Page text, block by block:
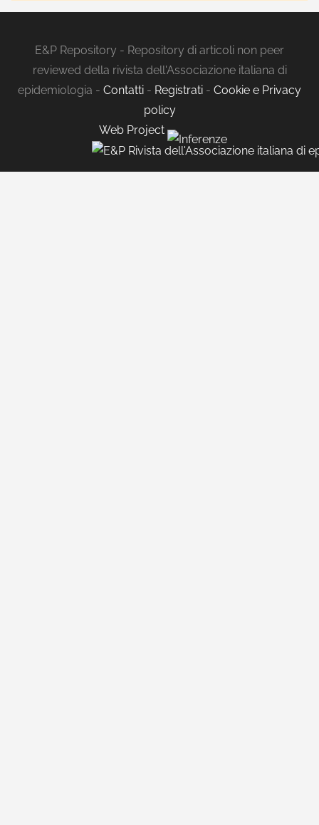
E&P Repository - Repository di articoli non peer
reviewed della rivista dell'Associazione italiana di
epidemiologia - Contatti - Registrati - Cookie e Privacy
policy
Web Project